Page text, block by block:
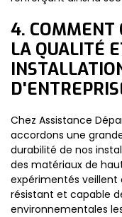
4. COMMENT
LA QUALITÉ
Chez Assistance
accordons une
durabilité de nos
des matériaux de
expérimentés veillent
résistant et capable
environnementales